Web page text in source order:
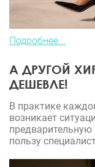
Подробнее...
А ДРУГОЙ
ДЕШЕВЛЕ!
В практике
возникает
пользу